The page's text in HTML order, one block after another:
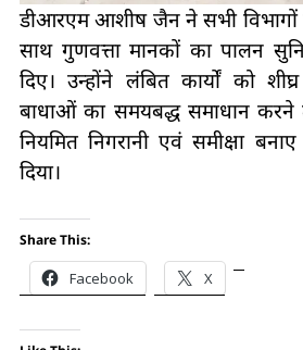
डीआरएम आशीष जैन ने सभी
साथ गुणवत्ता मानकों का पालन
दिए। उन्होंने लंबित कार्यों को
बाधाओं का समयबद्ध समाधान करने
नियमित निगरानी एवं समीक्षा
दिया।
Share This:
Facebook X